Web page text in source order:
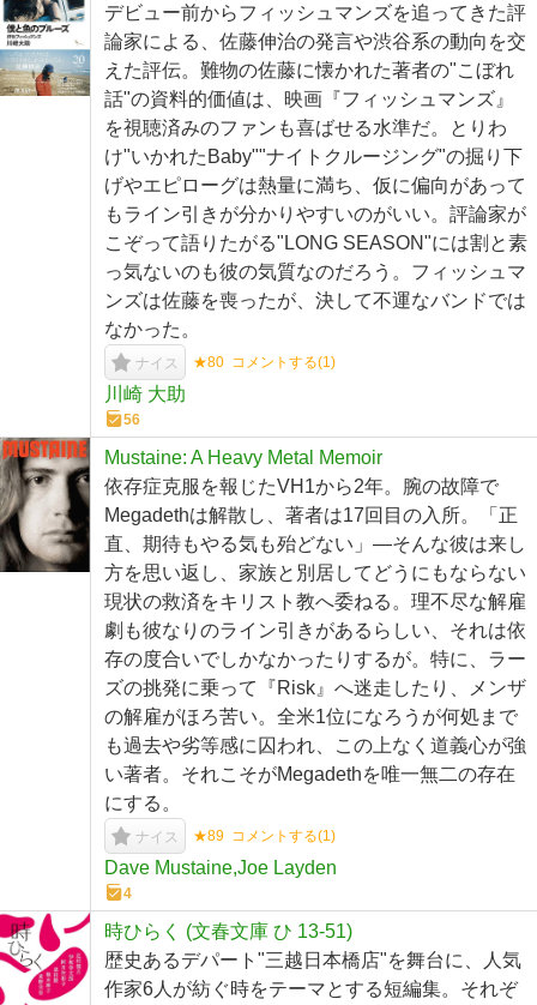
デビュー前からフィッシュマンズを追ってきた評
論家による、佐藤伸治の発言や渋谷系の動向を交
えた評伝。難物の佐藤に懐かれた著者の"こぼれ
話"の資料的価値は、映画『フィッシュマンズ』
を視聴済みのファンも喜ばせる水準だ。とりわ
け"いかれたBaby""ナイトクルージング"の掘り下
げやエピローグは熱量に満ち、仮に偏向があって
もライン引きが分かりやすいのがいい。評論家が
こぞって語りたがる"LONG SEASON"には割と素
っ気ないのも彼の気質なのだろう。フィッシュマ
ンズは佐藤を喪ったが、決して不運なバンドでは
なかった。
ナイス ★80 コメントする(1 )
川崎 大助
56
Mustaine: A Heavy Metal Memoir
依存症克服を報じたVH1から2年。腕の故障で
Megadethは解散し、著者は17回目の入所。「正
直、期待もやる気も殆どない」—そんな彼は来し
方を思い返し、家族と別居してどうにもならない
現状の救済をキリスト教へ委ねる。理不尽な解雇
劇も彼なりのライン引きがあるらしい、それは依
存の度合いでしかなかったりするが。特に、ラー
ズの挑発に乗って『Risk』へ迷走したり、メンザ
の解雇がほろ苦い。全米1位になろうが何処まで
も過去や劣等感に囚われ、この上なく道義心が強
い著者。それこそがMegadethを唯一無二の存在
にする。
ナイス ★89 コメントする(1 )
Dave Mustaine,Joe Layden
4
時ひらく (文春文庫 ひ 13-51)
歴史あるデパート"三越日本橋店"を舞台に、人気
作家6人が紡ぐ時をテーマとする短編集。それぞ